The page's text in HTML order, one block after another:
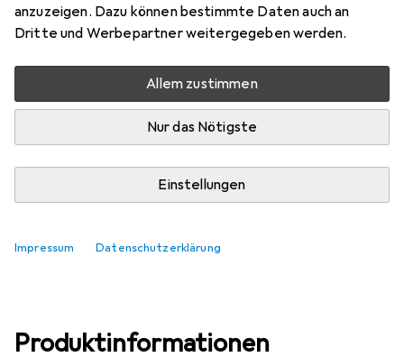
anzuzeigen. Dazu können bestimmte Daten auch an
Dritte und Werbepartner weitergegeben werden.
Allem zustimmen
Nur das Nötigste
Einstellungen
Impressum Datenschutzerklärung
Mehr als 10 Stück an Lager beim Lieferanten
Lieferort angeben für genaue Lieferzeit
In den Warenkorb
Kostenloser Versand ab 30,– i
Produktinformationen